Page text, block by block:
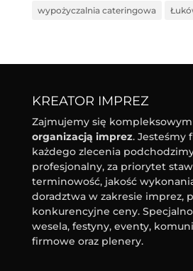
wypożyczalnia cateringowa
KREATOR IMPREZ
Zajmujemy się kompleksowym
organizacją imprez. Jesteśmy
każdego zlecenia
profesjonalny, za priorytet
terminowość, jakość
doradztwa w zakresie imprez,
konkurencyjne ceny.
wesela, festyny, eventy,
firmowe oraz plenery.